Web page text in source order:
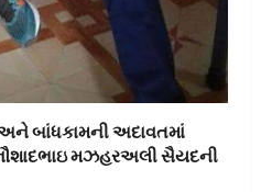
બાંધકામની અદાવતમાં
મઝહરઅલી સૈયદની